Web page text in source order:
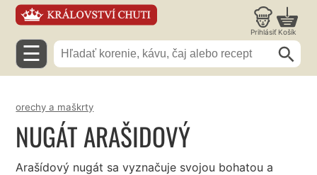
Prihlásiť Košík
☰
orechy a maškrty
NUGÁT ARAŠIDOVÝ
Arašídový nugát sa vyznačuje svojou bohatou a